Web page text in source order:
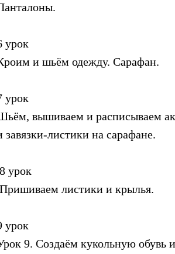
урок
и шьём одежду. Сарафан.
урок
вышиваем и расписываем
завязки-листики на сарафане.
8 урок
Пришиваем листики и крылья.
урок
9. Создаём кукольную обувь